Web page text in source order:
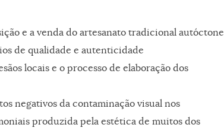
e a venda do artesanato tradicional autóctone
de qualidade e autenticidade
locais e o processo de elaboração dos
negativos da contaminação visual nos
produzida pela estética de muitos dos